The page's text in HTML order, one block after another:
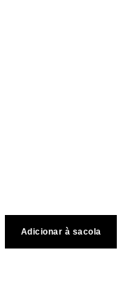
Adicionar à sacola